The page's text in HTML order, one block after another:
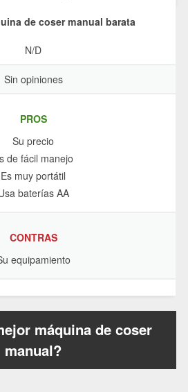
de coser manual barata
N/D
Sin opiniones
PROS
Su precio
de fácil manejo
Es muy portátil
baterías AA
CONTRAS
equipamiento
máquina de coser
manual?